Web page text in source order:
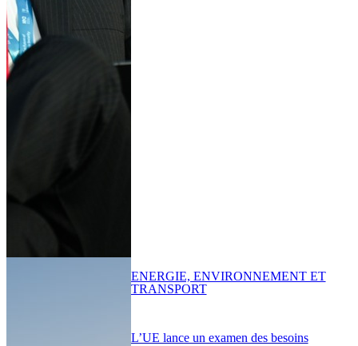
L’UE lance un examen des besoins
ENERGIE, ENVIRONNEMENT ET
TRANSPORT